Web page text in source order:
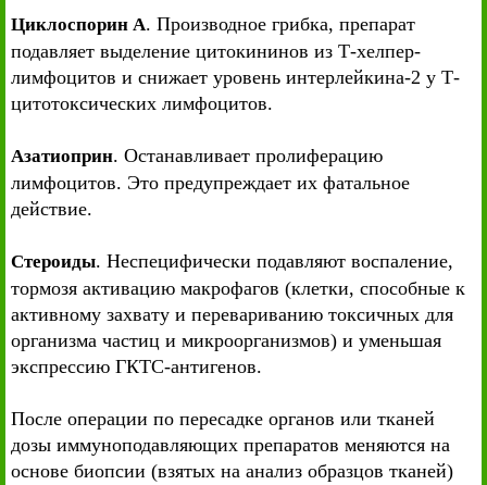
Циклоспорин А. Производное грибка, препарат
подавляет выделение цитокининов из Т-хелпер-
лимфоцитов и снижает уровень интерлейкина-2 у Т-
цитотоксических лимфоцитов.
Азатиоприн. Останавливает пролиферацию
лимфоцитов. Это предупреждает их фатальное
действие.
Стероиды. Неспецифически подавляют воспаление,
тормозя активацию макрофагов (клетки, способные к
активному захвату и перевариванию токсичных для
организма частиц и микроорганизмов) и уменьшая
экспрессию ГКТС-антигенов.
После операции по пересадке органов или тканей
дозы иммуноподавляющих препаратов меняются на
основе биопсии (взятых на анализ образцов тканей)